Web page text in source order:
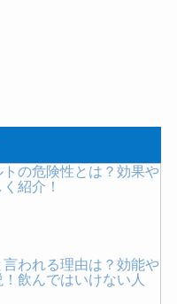
の危険性とは？効果や
紹介！
われる理由は？効能や
飲んではいけない人